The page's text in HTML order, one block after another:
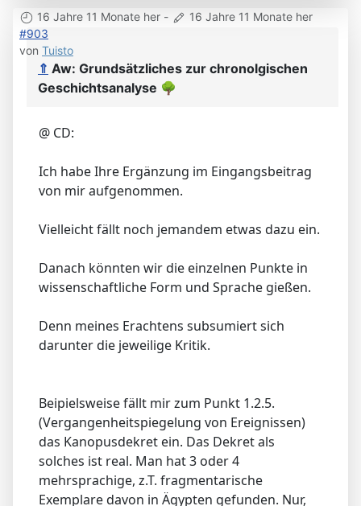
16 Jahre 11 Monate her -
16 Jahre 11 Monate her
#903
von Tuisto
⇑ Aw: Grundsätzliches zur chronolgischen
Geschichtsanalyse 🌳
@ CD:
Ich habe Ihre Ergänzung im Eingangsbeitrag
von mir aufgenommen.
Vielleicht fällt noch jemandem etwas dazu ein.
Danach könnten wir die einzelnen Punkte in
wissenschaftliche Form und Sprache gießen.
Denn meines Erachtens subsumiert sich
darunter die jeweilige Kritik.
Beipielsweise fällt mir zum Punkt 1.2.5.
(Vergangenheitspiegelung von Ereignissen)
das Kanopusdekret ein. Das Dekret als
solches ist real. Man hat 3 oder 4
mehrsprachige, z.T. fragmentarische
Exemplare davon in Ägypten gefunden. Nur,